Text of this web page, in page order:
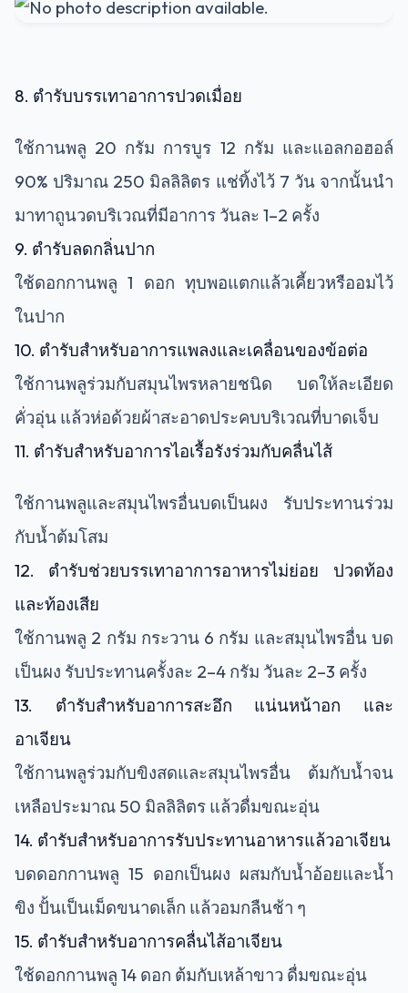
8. ตำรับบรรเทาอาการปวดเมื่อย
ใช้กานพลู 20 กรัม การบูร 12 กรัม และแอลกอฮอล์
90% ปริมาณ 250 มิลลิลิตร แช่ทิ้งไว้ 7 วัน จากนั้นนำ
มาทาถูนวดบริเวณที่มีอาการ วันละ 1–2 ครั้ง
9. ตำรับลดกลิ่นปาก
ใช้ดอกกานพลู 1 ดอก ทุบพอแตกแล้วเคี้ยวหรืออมไว้
ในปาก
10. ตำรับสำหรับอาการแพลงและเคลื่อนของข้อต่อ
ใช้กานพลูร่วมกับสมุนไพรหลายชนิด บดให้ละเอียด
คั่วอุ่น แล้วห่อด้วยผ้าสะอาดประคบบริเวณที่บาดเจ็บ
11. ตำรับสำหรับอาการไอเรื้อรังร่วมกับคลื่นไส้
ใช้กานพลูและสมุนไพรอื่นบดเป็นผง รับประทานร่วม
กับน้ำต้มโสม
12. ตำรับช่วยบรรเทาอาการอาหารไม่ย่อย ปวดท้อง
และท้องเสีย
ใช้กานพลู 2 กรัม กระวาน 6 กรัม และสมุนไพรอื่น บด
เป็นผง รับประทานครั้งละ 2–4 กรัม วันละ 2–3 ครั้ง
13. ตำรับสำหรับอาการสะอึก แน่นหน้าอก และ
อาเจียน
ใช้กานพลูร่วมกับขิงสดและสมุนไพรอื่น ต้มกับน้ำจน
เหลือประมาณ 50 มิลลิลิตร แล้วดื่มขณะอุ่น
14. ตำรับสำหรับอาการรับประทานอาหารแล้วอาเจียน
บดดอกกานพลู 15 ดอกเป็นผง ผสมกับน้ำอ้อยและน้ำ
ขิง ปั้นเป็นเม็ดขนาดเล็ก แล้วอมกลืนช้า ๆ
15. ตำรับสำหรับอาการคลื่นไส้อาเจียน
ใช้ดอกกานพลู 14 ดอก ต้มกับเหล้าขาว ดื่มขณะอุ่น